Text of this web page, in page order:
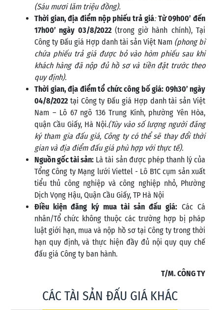
(Sáu mươi lăm triệu đồng).
Thời gian, địa điểm nộp phiếu trả giá:Từ 09h00’ đến
17h00’ ngày 03/8/2022(trong giờ hành chính), Tại
Công ty Đấu giá Hợp danh tài sản Việt Nam (phong bì
chứa phiếu trả giá được bỏ vào hòm phiếu sau khi
khách hàng đã nộp đủ hồ sơ và tiền đặt trước theo
quy định).
Thời gian, địa điểm tổ chức công bố giá: 09h30’ ngày
04/8/2022 tại Công ty Đấu giá Hợp danh tài sản Việt
Nam – Lô 67 ngõ 136 Trung Kính, phường Yên Hòa,
quận Cầu Giấy, Hà Nội.(Tùy vào số lượng người đăng
ký tham gia đấu giá, Công ty có thể sẽ thay đổi thời
gian và địa điểm đấu giá phù hợp với thực tế).
Nguồn gốc tài sản: Là tài sản được phép thanh lý của
Tổng Công ty Mạng lưới Viettel - Lô B1C cụm sản xuất
tiểu thủ công nghiệp và công nghiệp nhỏ, Phường
Dịch Vọng Hậu, Quận Cầu Giấy, TP Hà Nội
Điều kiện đăng ký mua tài sản đấu giá:Các Cá
nhân/Tổ chức không thuộc các trường hợp bị pháp
luật giới hạn, mua và nộp hồ sơ tại Công ty trong thời
hạn quy định, và thực hiện đầy đủ nội quy quy chế
đấu giá Công ty ban hành.
T/M. CÔNG TY
CÁC TÀI SẢN ĐẤU GIÁ KHÁC